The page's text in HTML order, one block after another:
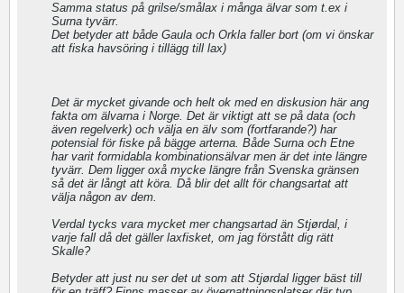
Samma status på grilse/smålax i många älvar som t.ex i
Surna tyvärr.
Det betyder att både Gaula och Orkla faller bort (om vi önskar
att fiska havsöring i tillägg till lax)
Det är mycket givande och helt ok med en diskusion här ang
fakta om älvarna i Norge. Det är viktigt att se på data (och
även regelverk) och välja en älv som (fortfarande?) har
potensial för fiske på bägge arterna. Både Surna och Etne
har varit formidabla kombinationsälvar men är det inte längre
tyvärr. Dem ligger oxå mycke längre från Svenska gränsen
så det är långt att köra. Då blir det allt för changsartat att
välja någon av dem.
Verdal tycks vara mycket mer changsartad än Stjørdal, i
varje fall då det gäller laxfisket, om jag förstått dig rätt
Skalle?
Betyder att just nu ser det ut som att Stjørdal ligger bäst till